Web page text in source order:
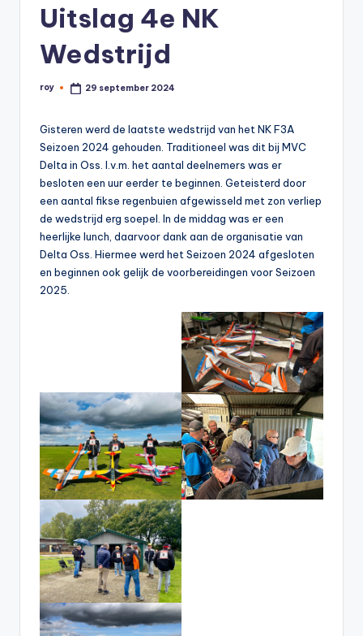
Uitslag 4e NK
Wedstrijd
Geplaatst
roy 29 september 2024
Gisteren werd de laatste wedstrijd van het NK F3A
Seizoen 2024 gehouden. Traditioneel was dit bij MVC
Delta in Oss. I.v.m. het aantal deelnemers was er
besloten een uur eerder te beginnen. Geteisterd door
een aantal fikse regenbuien afgewisseld met zon verliep
de wedstrijd erg soepel. In de middag was er een
heerlijke lunch, daarvoor dank aan de organisatie van
Delta Oss. Hiermee werd het Seizoen 2024 afgesloten
en beginnen ook gelijk de voorbereidingen voor Seizoen
2025.